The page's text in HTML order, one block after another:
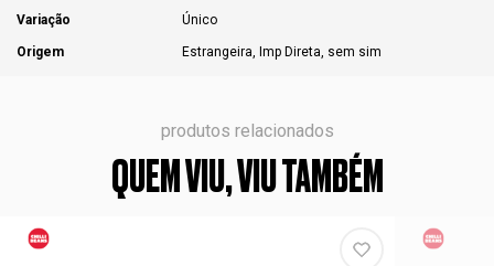
Variação Único
Origem Estrangeira, Imp Direta, sem sim
produtos relacionados
QUEM VIU, VIU TAMBÉM